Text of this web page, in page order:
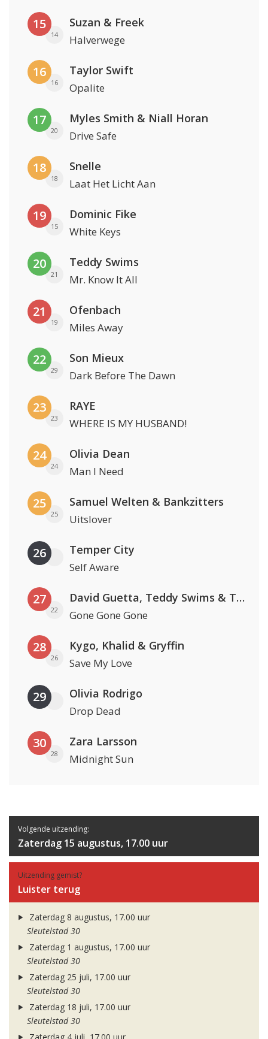
15
14
Suzan & Freek
Halverwege
16
16
Taylor Swift
Opalite
17
20
Myles Smith & Niall Horan
Drive Safe
18
18
Snelle
Laat Het Licht Aan
19
15
Dominic Fike
White Keys
20
21
Teddy Swims
Mr. Know It All
21
19
Ofenbach
Miles Away
22
29
Son Mieux
Dark Before The Dawn
23
23
RAYE
WHERE IS MY HUSBAND!
24
24
Olivia Dean
Man I Need
25
25
Samuel Welten & Bankzitters
Uitslover
26 Temper City
Self Aware
27
22
David Guetta, Teddy Swims & Tones And I
Gone Gone Gone
28
26
Kygo, Khalid & Gryffin
Save My Love
29 Olivia Rodrigo
Drop Dead
30
28
Zara Larsson
Midnight Sun
Volgende uitzending:
Zaterdag 15 augustus, 17.00 uur
Uitzending gemist?
Luister terug
Zaterdag 8 augustus, 17.00 uur
Sleutelstad 30
Zaterdag 1 augustus, 17.00 uur
Sleutelstad 30
Zaterdag 25 juli, 17.00 uur
Sleutelstad 30
Zaterdag 18 juli, 17.00 uur
Sleutelstad 30